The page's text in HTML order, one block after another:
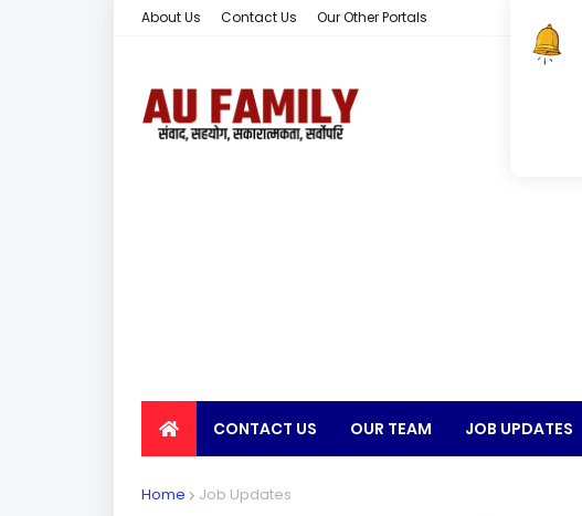
About Us Contact Us Our Other Portals
CONTACT US OUR TEAM JOB UPDATES
EARN MONEY
Home Job Updates